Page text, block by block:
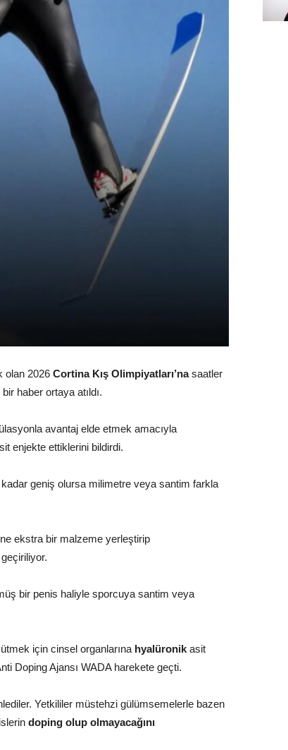
olan 2026 Cortina Kış Olimpiyatları’nasaatler
haber ortaya atıldı.
avantaj elde etmek amacıyla
enjekte ettiklerini bildirdi.
kadar geniş olursa milimetre veya santim farkla
ekstra bir malzeme yerleştirip
bir penis haliyle sporcuya santim veya
için cinsel organlarına hyalüronik asit
Doping Ajansı WADA harekete geçti.
Yetkililer müstehzi gülümsemelerle bazen
doping olup olmayacağını